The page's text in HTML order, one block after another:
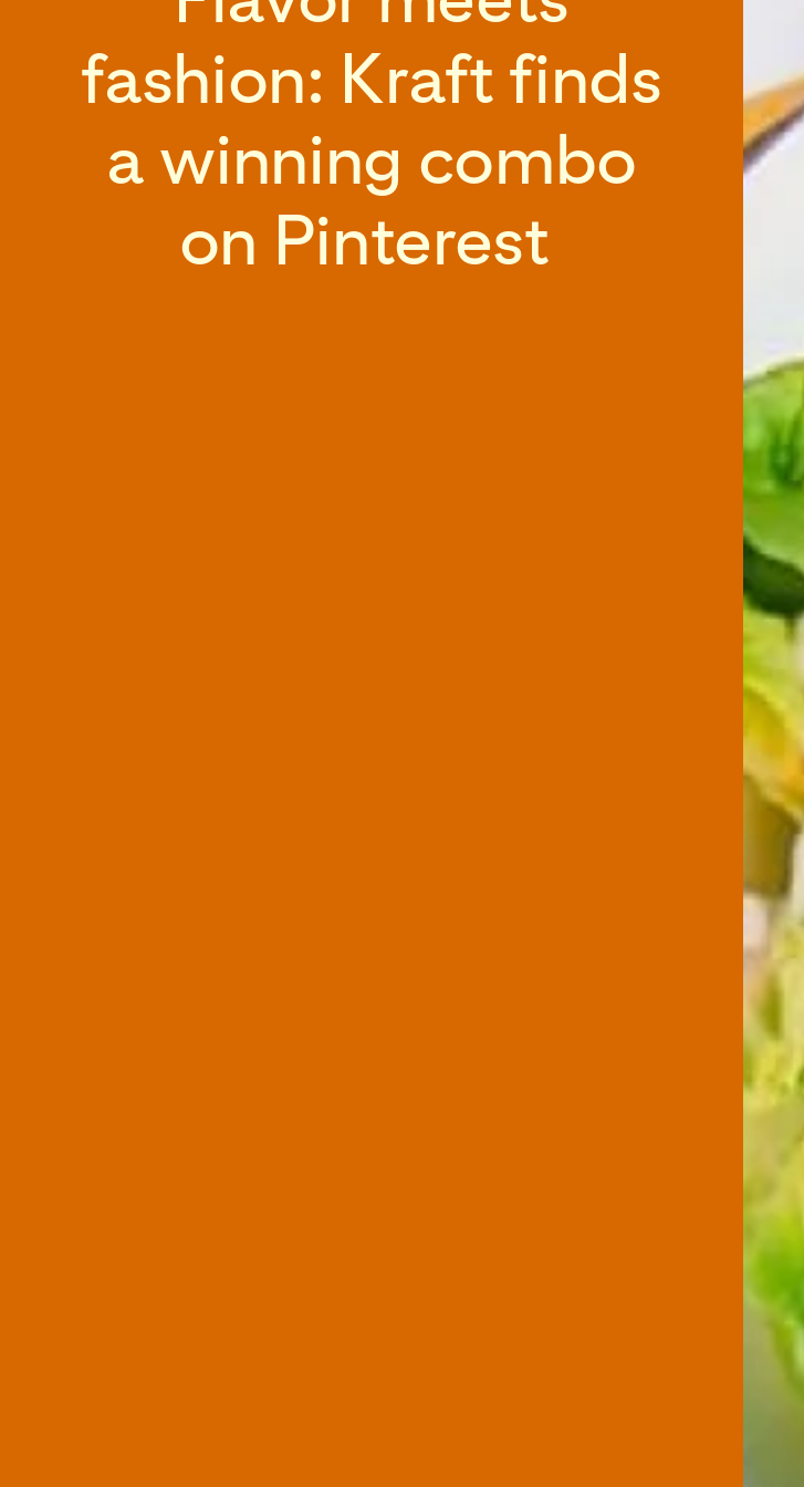
fashion: Kraft finds
a winning combo
on Pinterest